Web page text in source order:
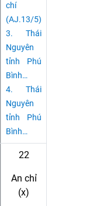
chí
(AJ.13/5)
3. Thái
Nguyên
tỉnh Phú
Bình…
4. Thái
Nguyên
tỉnh Phú
Bình…
22
An chỉ
(x)